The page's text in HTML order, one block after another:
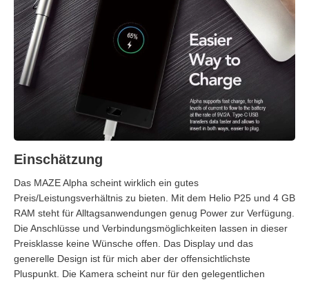
Einschätzung
Das MAZE Alpha scheint wirklich ein gutes
Preis/Leistungsverhältnis zu bieten. Mit dem Helio P25 und 4 GB
RAM steht für Alltagsanwendungen genug Power zur Verfügung.
Die Anschlüsse und Verbindungsmöglichkeiten lassen in dieser
Preisklasse keine Wünsche offen. Das Display und das
generelle Design ist für mich aber der offensichtlichste
Pluspunkt. Die Kamera scheint nur für den gelegentlichen